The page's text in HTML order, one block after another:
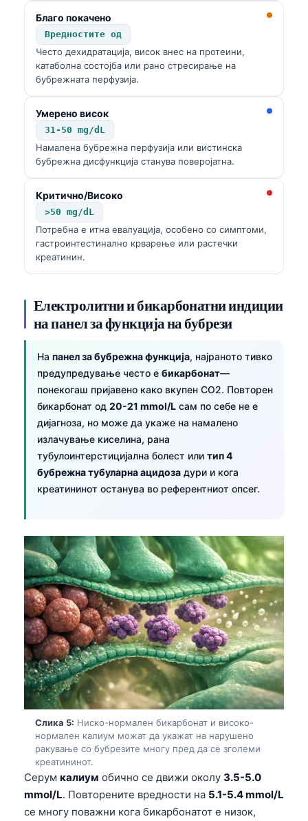
Благо покачено
Вредностите од
Често дехидратација, висок внес на протеини,
катаболна состојба или рано стресирање на
бубрежната перфузија.
Умерено висок
31-50 mg/dL
Намалена бубрежна перфузија или вистинска
бубрежна дисфункција станува поверојатна.
Критично/Високо
>50 mg/dL
Потребна е итна евалуација, особено со симптоми,
гастроинтестинално крварење или растечки
креатинин.
Електролитни и бикарбонатни индиции
на панел за функција на бубрези
На панел за бубрежна функција, најраното тивко
предупредување често е бикарбонат—
понекогаш пријавено како вкупен CO2. Повторен
бикарбонат од 20-21 mmol/L сам по себе не е
дијагноза, но може да укаже на намалено
излачување киселина, рана
тубулоинтерстицијална болест или тип 4
бубрежна тубуларна ацидоза дури и кога
креатининот останува во референтниот опсег.
Слика 5: Ниско-нормален бикарбонат и високо-
нормален калиум можат да укажат на нарушено
ракување со бубрезите многу пред да се зголеми
креатининот.
Серум калиум обично се движи околу 3.5-5.0
mmol/L. Повторените вредности на 5.1-5.4 mmol/L
се многу поважни кога бикарбонатот е низок,
ພາສາລາວ
Basa Jawa
Cebuano
ئۇيغۇرچە
Кыргызча
Татар теле
Беларуская мова
Esperanto
Frysk
Ślōnskŏ gŏdka
Norsk bokmål